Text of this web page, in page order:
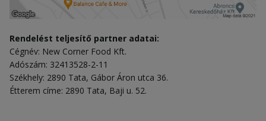
Rendelést teljesítő partner adatai:
Cégnév: New Corner Food Kft.
Adószám: 32413528-2-11
Székhely: 2890 Tata, Gábor Áron utca 36.
Étterem címe: 2890 Tata, Baji u. 52.